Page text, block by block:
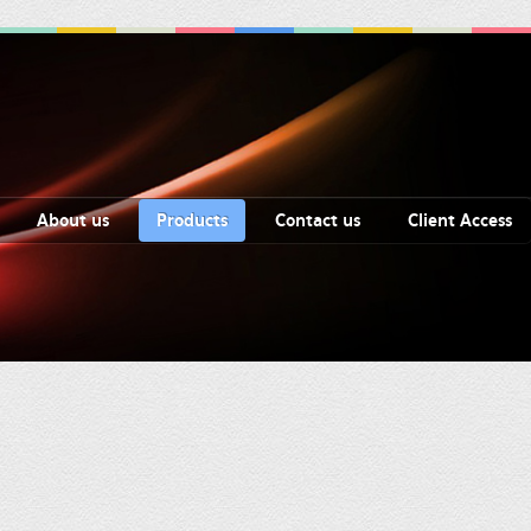
About us Products Contact us Client Access